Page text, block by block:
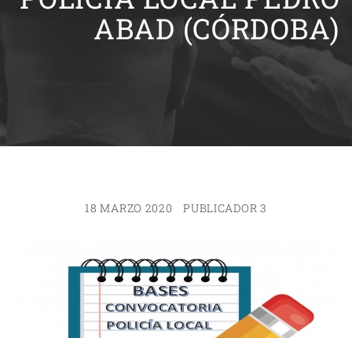
ABAD (CÓRDOBA)
18 MARZO 2020 PUBLICADOR 3